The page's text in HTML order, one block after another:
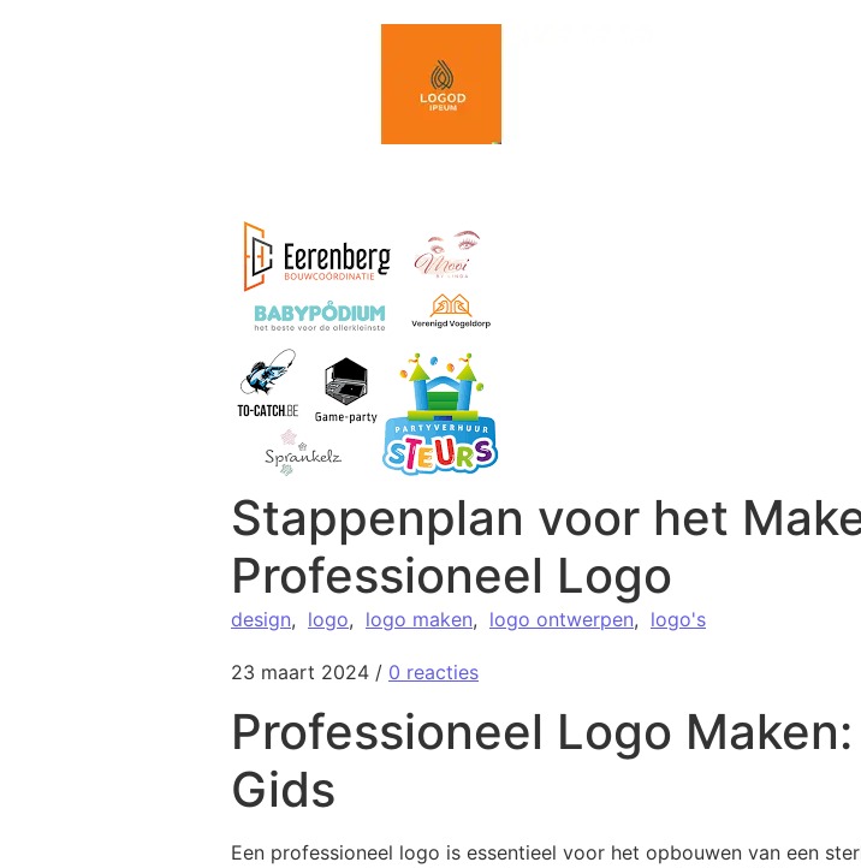
Stappenplan voor het
Professioneel Logo
design, logo, logo maken, logo ontwerpen, logo's
23 maart 2024 / 0 reacties
Professioneel Logo
Gids
Een professioneel logo is essentieel voor het opbouwen van een